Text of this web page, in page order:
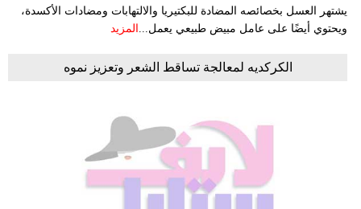
يشتهر العسل بخصائصه المضادة للبكتيريا والالتهابات ومضادات الأكسدة،
ويحتوي أيضًا على عامل مبيض طبيعي يعمل...
المزيد
الكركديه لمعالجة تساقط الشعر وتعزيز نموه